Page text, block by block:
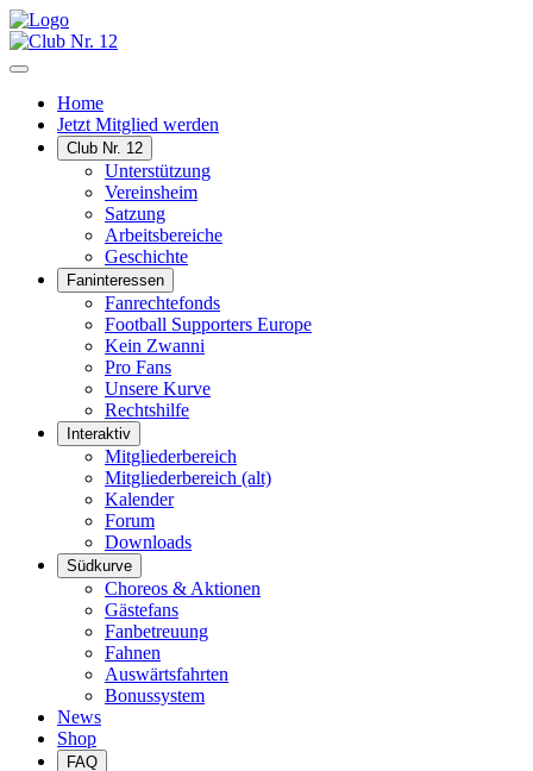
Home
Jetzt Mitglied werden
Club Nr. 12
Unterstützung
Vereinsheim
Satzung
Arbeitsbereiche
Geschichte
Faninteressen
Fanrechtefonds
Football Supporters Europe
Kein Zwanni
Pro Fans
Unsere Kurve
Rechtshilfe
Interaktiv
Mitgliederbereich
Mitgliederbereich (alt)
Kalender
Forum
Downloads
Südkurve
Choreos & Aktionen
Gästefans
Fanbetreuung
Fahnen
Auswärtsfahrten
Bonussystem
News
Shop
FAQ